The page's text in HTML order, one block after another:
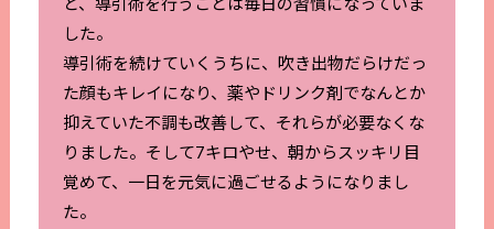
した。
導引術を続けていくうちに、吹き出物だらけだっ
た顔もキレイになり、薬やドリンク剤でなんとか
抑えていた不調も改善して、それらが必要なくな
りました。そして7キロやせ、朝からスッキリ目
覚めて、一日を元気に過ごせるようになりまし
た。